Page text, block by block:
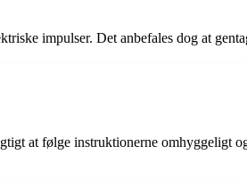
impulser. Det anbefales dog at
at følge instruktionerne omhyggeligt